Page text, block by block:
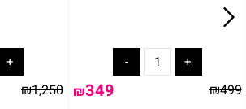
₪1,250 ₪499
₪349